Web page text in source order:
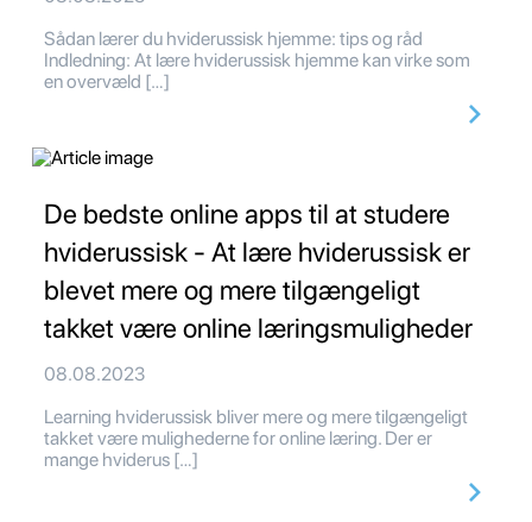
Sådan lærer du hviderussisk hjemme: tips og råd
Indledning: At lære hviderussisk hjemme kan virke som
en overvæld […]
De bedste online apps til at studere
hviderussisk - At lære hviderussisk er
blevet mere og mere tilgængeligt
takket være online læringsmuligheder
08.08.2023
Learning hviderussisk bliver mere og mere tilgængeligt
takket være mulighederne for online læring. Der er
mange hviderus […]